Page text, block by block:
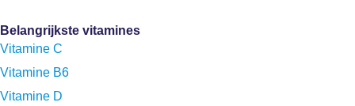
Belangrijkste vitamines
Vitamine C
Vitamine B6
Vitamine D